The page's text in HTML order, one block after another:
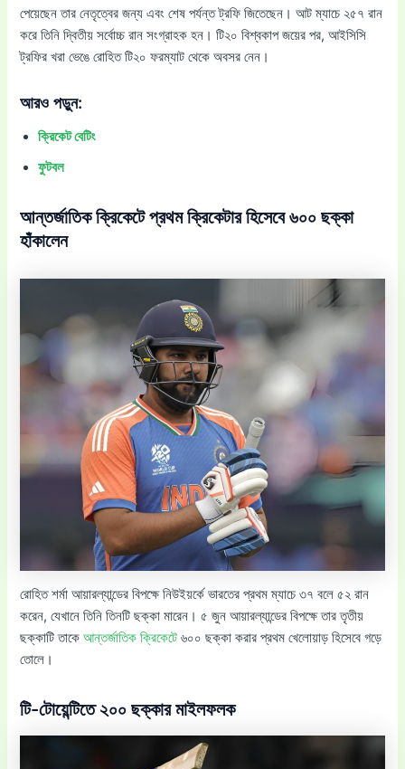
পেয়েছেন তার নেতৃত্বের জন্য এবং শেষ পর্যন্ত ট্রফি জিতেছেন। আট ম্যাচে ২৫৭ রান
করে তিনি দ্বিতীয় সর্বোচ্চ রান সংগ্রাহক হন। টি২০ বিশ্বকাপ জয়ের পর, আইসিসি
ট্রফির খরা ভেঙে রোহিত টি২০ ফরম্যাট থেকে অবসর নেন।
আরও পড়ুন:
ক্রিকেট বেটিং
ফুটবল
আন্তর্জাতিক ক্রিকেটে প্রথম ক্রিকেটার হিসেবে ৬০০ ছক্কা
হাঁকালেন
রোহিত শর্মা আয়ারল্যান্ডের বিপক্ষে নিউইয়র্কে ভারতের প্রথম ম্যাচে ৩৭ বলে ৫২ রান
করেন, যেখানে তিনি তিনটি ছক্কা মারেন। ৫ জুন আয়ারল্যান্ডের বিপক্ষে তার তৃতীয়
ছক্কাটি তাকে আন্তর্জাতিক ক্রিকেটে ৬০০ ছক্কা করার প্রথম খেলোয়াড় হিসেবে গড়ে
তোলে।
টি-টোয়েন্টিতে ২০০ ছক্কার মাইলফলক